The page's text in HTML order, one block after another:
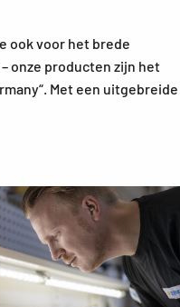
ook voor het brede
onze producten zijn het
Met een uitgebreide